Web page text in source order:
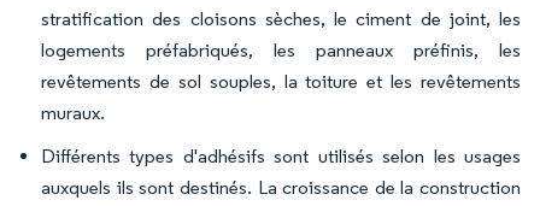
stratification des cloisons sèches, le ciment de joint, les
logements préfabriqués, les panneaux préfinis, les
revêtements de sol souples, la toiture et les revêtements
muraux.
Différents types d'adhésifs sont utilisés selon les usages
auxquels ils sont destinés. La croissance de la construction